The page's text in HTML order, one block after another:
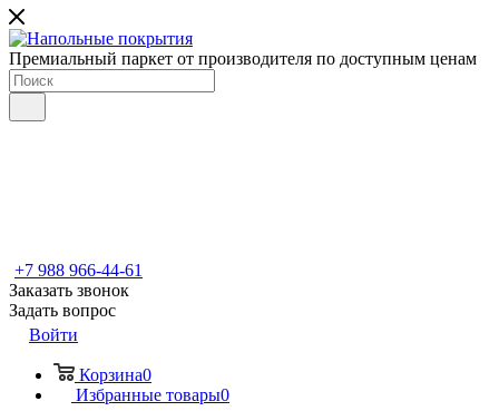
Премиальный паркет от производителя по доступным ценам
+7 988 966-44-61
Заказать звонок
Задать вопрос
Войти
Корзина0
Избранные товары0